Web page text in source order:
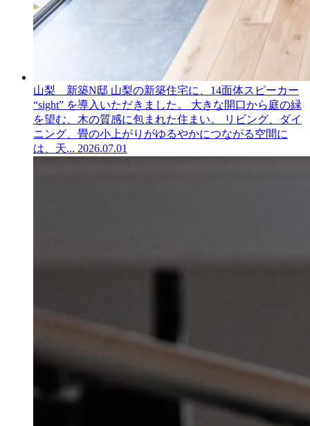
山梨 新築N邸 山梨の新築住宅に、14面体スピーカー
“sight” を導入いただきました。 大きな開口から庭の緑
を望む、木の質感に包まれた住まい。 リビング、ダイ
ニング、畳の小上がりがゆるやかにつながる空間に
は、天... 2026.07.01